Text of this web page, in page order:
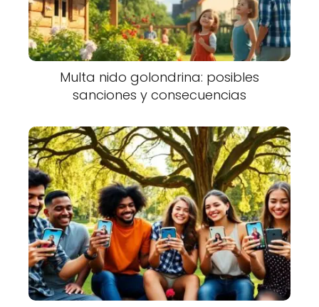
Multa nido golondrina: posibles
sanciones y consecuencias